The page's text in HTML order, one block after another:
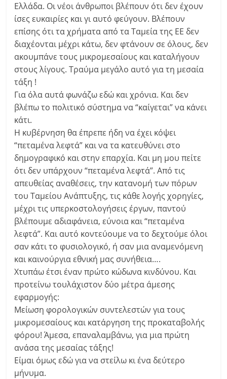
Ελλάδα. Οι νέοι άνθρωποι βλέπουν ότι δεν έχουν
ίσες ευκαιρίες και γι αυτό φεύγουν. Βλέπουν
επίσης ότι τα χρήματα από τα Ταμεία της ΕΕ δεν
διαχέονται μέχρι κάτω, δεν φτάνουν σε όλους, δεν
ακουμπάνε τους μικρομεσαίους και καταλήγουν
στους λίγους. Τραύμα μεγάλο αυτό για τη μεσαία
τάξη !
Για όλα αυτά φωνάζω εδώ και χρόνια. Και δεν
βλέπω το πολιτικό σύστημα να “καίγεται” να κάνει
κάτι.
Η κυβέρνηση θα έπρεπε ήδη να έχει κόψει
“πεταμένα λεφτά” και να τα κατευθύνει στο
δημογραφικό και στην επαρχία. Και μη μου πείτε
ότι δεν υπάρχουν “πεταμένα λεφτά”. Από τις
απευθείας αναθέσεις, την κατανομή των πόρων
του Ταμείου Ανάπτυξης, τις κάθε λογής χορηγίες,
μέχρι τις υπερκοστολογήσεις έργων, παντού
βλέπουμε αδιαφάνεια, εύνοια και “πεταμένα
λεφτά”. Και αυτό κοντεύουμε να το δεχτούμε όλοι
σαν κάτι το φυσιολογικό, ή σαν μια αναμενόμενη
και καινούργια εθνική μας συνήθεια….
Χτυπάω έτσι έναν πρώτο κώδωνα κινδύνου. Και
προτείνω τουλάχιστον δύο μέτρα άμεσης
εφαρμογής:
Μείωση φορολογικών συντελεστών για τους
μικρομεσαίους και κατάργηση της προκαταβολής
φόρου! Άμεσα, επαναλαμβάνω, για μια πρώτη
ανάσα της μεσαίας τάξης!
Είμαι όμως εδώ για να στείλω κι ένα δεύτερο
μήνυμα.